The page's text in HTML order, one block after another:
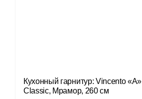
Кухонный гарнитур: Vincento «A»
Classic, Мрамор, 260 см